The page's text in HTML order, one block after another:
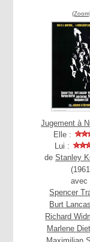
Jugement à
Elle :
Lui :
de Stanley
avec
Spencer
Burt
Richard
Marlene